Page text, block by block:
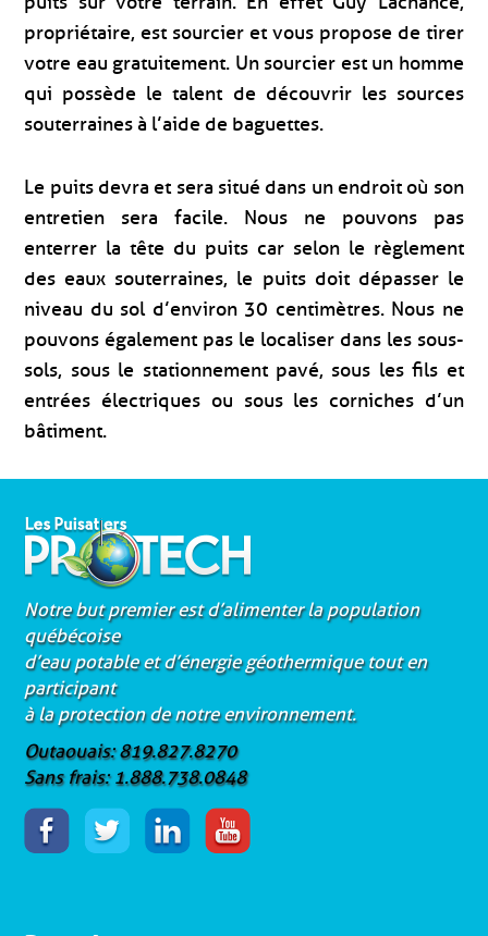
propriétaire, est sourcier et vous propose de tirer
votre eau gratuitement. Un sourcier est un homme
qui possède le talent de découvrir les sources
souterraines à l’aide de baguettes.
Le puits devra et sera situé dans un endroit où son
entretien sera facile. Nous ne pouvons pas
enterrer la tête du puits car selon le règlement
des eaux souterraines, le puits doit dépasser le
niveau du sol d’environ 30 centimètres. Nous ne
pouvons également pas le localiser dans les sous-
sols, sous le stationnement pavé, sous les fils et
entrées électriques ou sous les corniches d’un
bâtiment.
Notre but premier est d’alimenter la population
québécoise
d’eau potable et d’énergie géothermique tout en
participant
à la protection de notre environnement.
Outaouais: 819.827.8270
Sans frais: 1.888.738.0848